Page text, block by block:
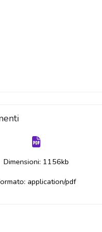
Dimensioni: 1156kb
application/pdf